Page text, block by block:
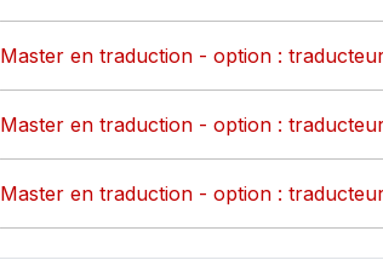
Master en traduction - option :
Master en traduction - option :
Master en traduction - option :